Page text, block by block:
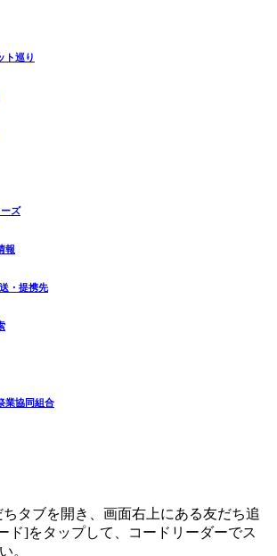
ト巡り
ズ
報
・提携先
業協同組合
タブを開き、画面右上にある友だち追
ド]をタップして、コードリーダーでス
。